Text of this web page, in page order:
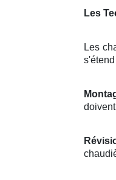
Les
Les